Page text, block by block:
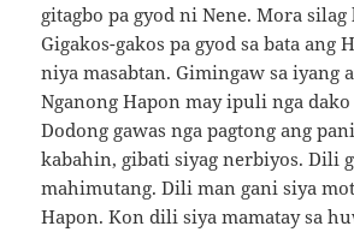
gitagbo pa gyod ni Nene. Mora silag
Gigakos-gakos pa gyod sa bata ang
niya masabtan. Gimingaw sa iyang
Nganong Hapon may ipuli nga dako
Dodong gawas nga pagtong ang
kabahin, gibati siyag nerbiyos. Dili
mahimutang. Dili man gani siya
Hapon. Kon dili siya mamatay sa